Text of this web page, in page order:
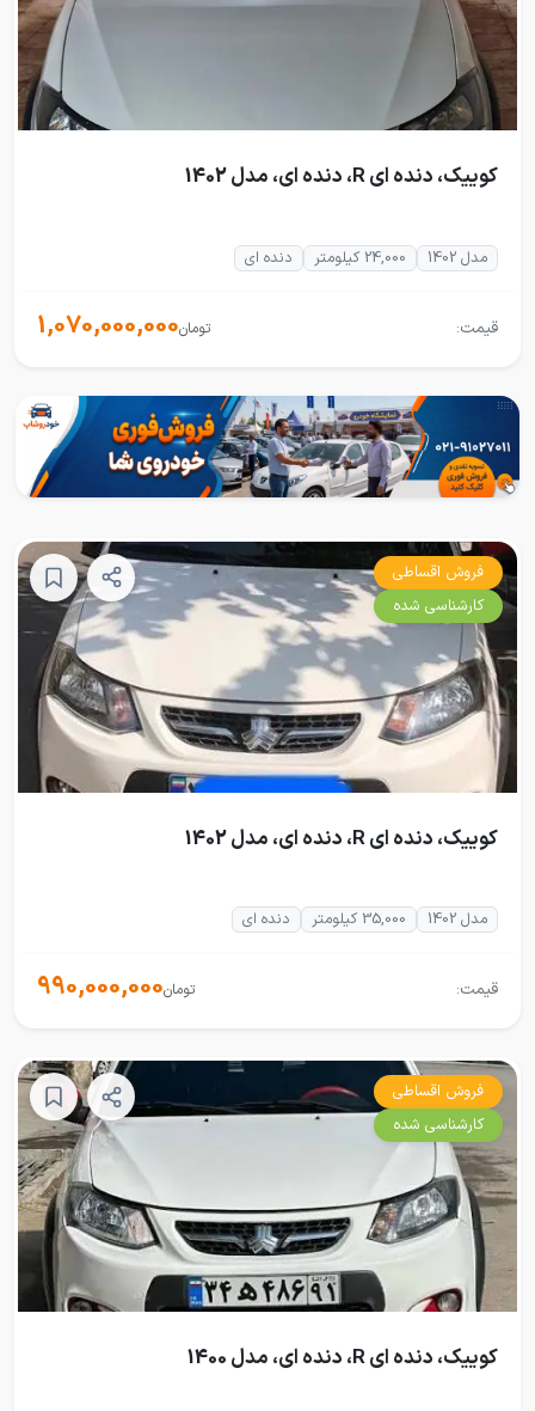
کوییک، دنده ای R، دنده ای، مدل 1402
مدل 1402 24,000 کیلومتر دنده ای
قیمت: 1,070,000,000تومان
فروش اقساطی
کارشناسی شده
کوییک، دنده ای R، دنده ای، مدل 1402
مدل 1402 35,000 کیلومتر دنده ای
قیمت: 990,000,000تومان
فروش اقساطی
کارشناسی شده
کوییک، دنده ای R، دنده ای، مدل 1400